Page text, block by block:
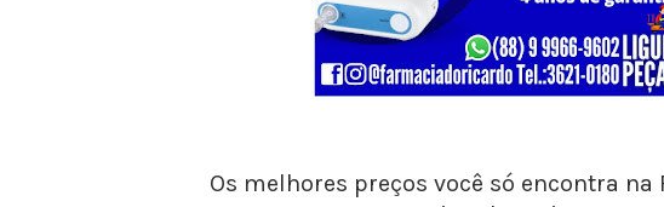
Os melhores preços você só encontra na